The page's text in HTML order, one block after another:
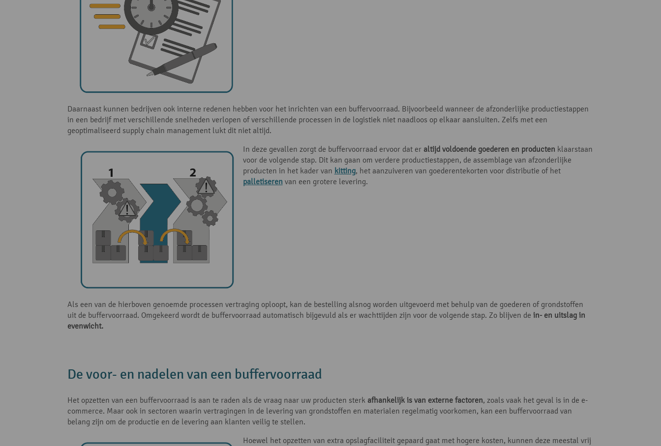
Daarnaast kunnen bedrijven ook interne redenen hebben voor het inrichten van een buffervoorraad. Bijvoorbeeld wanneer de afzonderlijke productiestappen
in een bedrijf met verschillende snelheden verlopen of verschillende processen in de logistiek niet naadloos op elkaar aansluiten. Zelfs met een
geoptimaliseerd supply chain management lukt dit niet altijd.
In deze gevallen zorgt de buffervoorraad ervoor dat er altijd voldoende goederen en producten klaarstaan
voor de volgende stap. Dit kan gaan om verdere productiestappen, de assemblage van afzonderlijke
producten in het kader van kitting, het aanzuiveren van goederentekorten voor distributie of het
palletiseren van een grotere levering.
Als een van de hierboven genoemde processen vertraging oploopt, kan de bestelling alsnog worden uitgevoerd met behulp van de goederen of grondstoffen
uit de buffervoorraad. Omgekeerd wordt de buffervoorraad automatisch bijgevuld als er wachttijden zijn voor de volgende stap. Zo blijven de in- en uitslag in
evenwicht.
De voor- en nadelen van een buffervoorraad
Het opzetten van een buffervoorraad is aan te raden als de vraag naar uw producten sterk afhankelijk is van externe factoren, zoals vaak het geval is in de e-
commerce. Maar ook in sectoren waarin vertragingen in de levering van grondstoffen en materialen regelmatig voorkomen, kan een buffervoorraad van
belang zijn om de productie en de levering aan klanten veilig te stellen.
Hoewel het opzetten van extra opslagfaciliteit gepaard gaat met hogere kosten, kunnen deze meestal vrij